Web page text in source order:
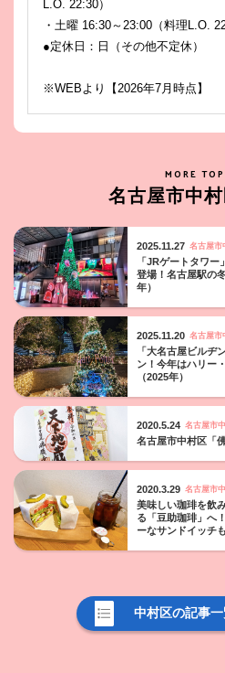
L.O. 22:30）
・土曜 16:30～23:00（料理L.O.
●定休日：日（その他不定休）
※WEBより【2026年7月時点】
MORE
名古屋市中
2025.11.27 名古屋市
「JRゲートタワ
登場！名古屋駅の
年）
2025.11.20 名古屋市
「大名古屋ビルヂ
ン！今年はハリー
（2025年）
2020.5.24 名古屋市
名古屋市中村区「
2020.3.29 名古屋市
美味しい珈琲を飲
る「豆助珈琲」へ
ーなサンドイッチ
中村区の記事